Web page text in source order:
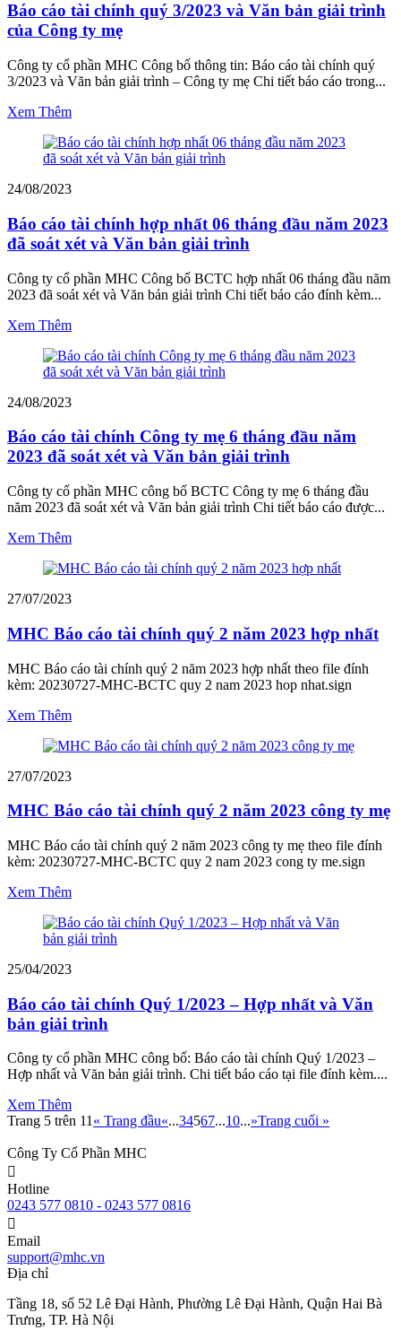
Báo cáo tài chính quý 3/2023 và Văn bản giải trình
của Công ty mẹ
Công ty cổ phần MHC Công bố thông tin: Báo cáo tài chính quý
3/2023 và Văn bản giải trình – Công ty mẹ Chi tiết báo cáo trong...
Xem Thêm
24/08/2023
Báo cáo tài chính hợp nhất 06 tháng đầu năm 2023
đã soát xét và Văn bản giải trình
Công ty cổ phần MHC Công bố BCTC hợp nhất 06 tháng đầu năm
2023 đã soát xét và Văn bản giải trình Chi tiết báo cáo đính kèm...
Xem Thêm
24/08/2023
Báo cáo tài chính Công ty mẹ 6 tháng đầu năm
2023 đã soát xét và Văn bản giải trình
Công ty cổ phần MHC công bố BCTC Công ty mẹ 6 tháng đầu
năm 2023 đã soát xét và Văn bản giải trình Chi tiết báo cáo được...
Xem Thêm
27/07/2023
MHC Báo cáo tài chính quý 2 năm 2023 hợp nhất
MHC Báo cáo tài chính quý 2 năm 2023 hợp nhất theo file đính
kèm: 20230727-MHC-BCTC quy 2 nam 2023 hop nhat.sign
Xem Thêm
27/07/2023
MHC Báo cáo tài chính quý 2 năm 2023 công ty mẹ
MHC Báo cáo tài chính quý 2 năm 2023 công ty mẹ theo file đính
kèm: 20230727-MHC-BCTC quy 2 nam 2023 cong ty me.sign
Xem Thêm
25/04/2023
Báo cáo tài chính Quý 1/2023 – Hợp nhất và Văn
bản giải trình
Công ty cổ phần MHC công bố: Báo cáo tài chính Quý 1/2023 –
Hợp nhất và Văn bản giải trình. Chi tiết báo cáo tại file đính kèm....
Xem Thêm
Trang 5 trên 11 « Trang đầu«...34567...10...»Trang cuối »
Công Ty Cổ Phần MHC
Hotline
0243 577 0810 - 0243 577 0816
Email
support@mhc.vn
Địa chỉ
Tầng 18, số 52 Lê Đại Hành, Phường Lê Đại Hành, Quận Hai Bà
Trưng, TP. Hà Nội